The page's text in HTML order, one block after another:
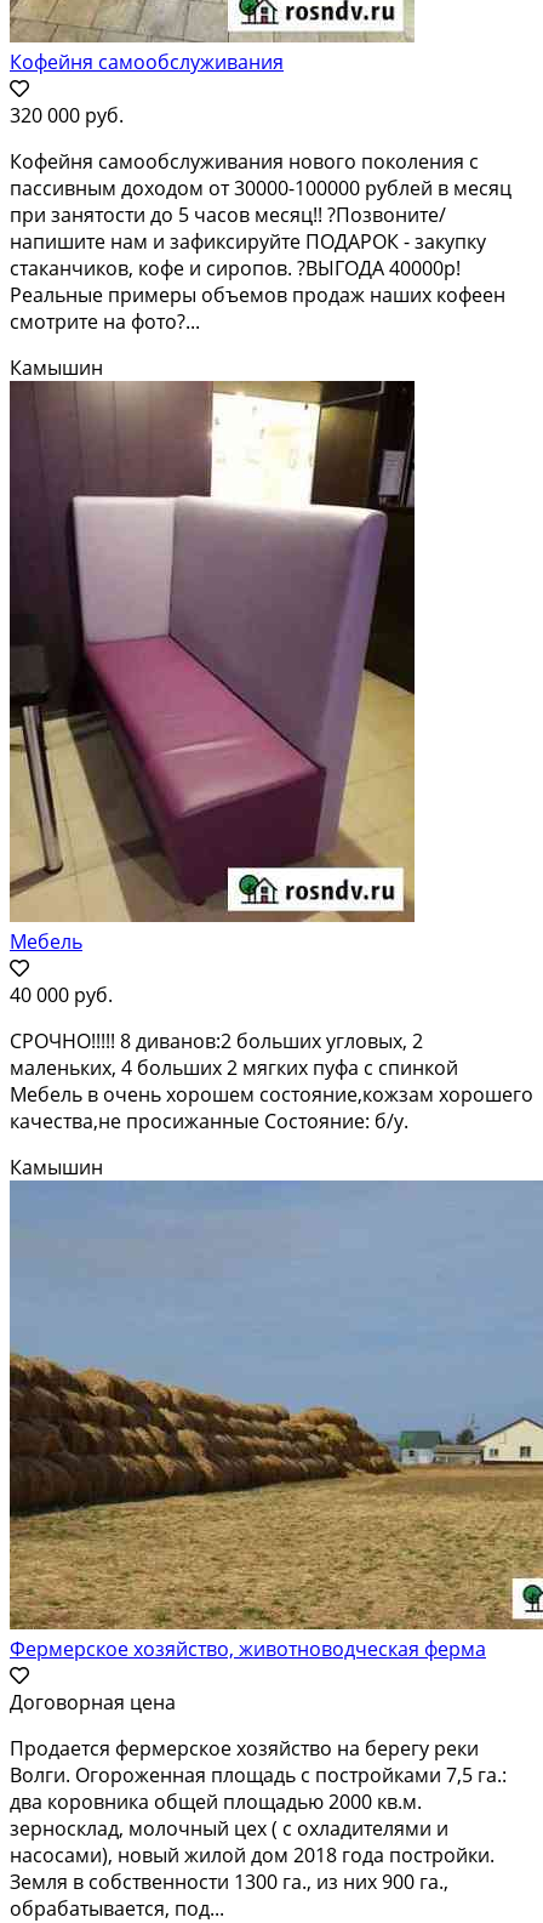
Кофейня самообслуживания
320 000 руб.
Кофейня самообслуживания нового поколения с
пассивным доходом от 30000-100000 рублей в месяц
при занятости до 5 часов месяц!! ?Позвоните/
напишите нам и зафиксируйте ПОДАРОК - закупку
стаканчиков, кофе и сиропов. ?ВЫГОДА 40000р!
Реальные примеры объемов продаж наших кофеен
смотрите на фото?...
Камышин
Мебель
40 000 руб.
СРОЧНО!!!!! 8 диванов:2 больших угловых, 2
маленьких, 4 больших 2 мягких пуфа с спинкой
Мебель в очень хорошем состояние,кожзам хорошего
качества,не просижанные Состояние: б/у.
Камышин
Фермерское хозяйство, животноводческая ферма
Договорная цена
Продается фермерское хозяйство на берегу реки
Волги. Огороженная площадь с постройками 7,5 га.:
два коровника общей площадью 2000 кв.м.
зерносклад, молочный цех ( с охладителями и
насосами), новый жилой дом 2018 года постройки.
Земля в собственности 1300 га., из них 900 га.,
обрабатывается, под...